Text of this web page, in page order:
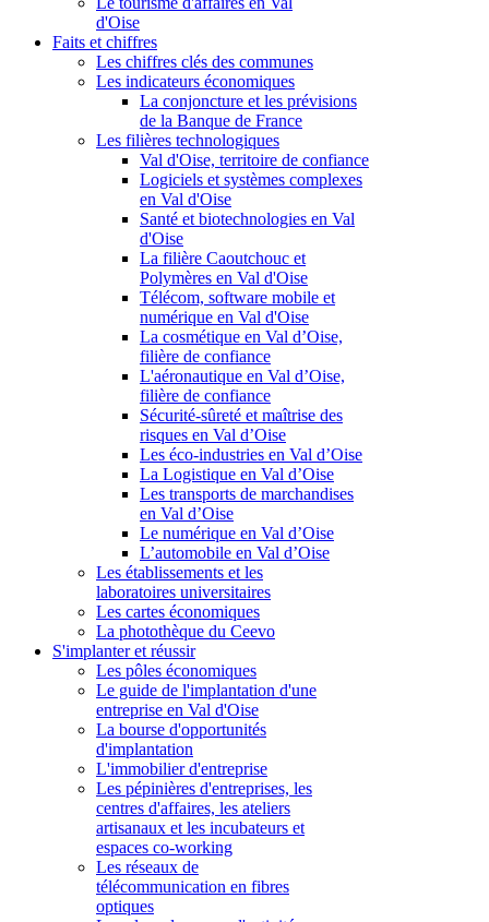
d'Oise
Faits et chiffres
Les chiffres clés des communes
Les indicateurs économiques
La conjoncture et les prévisions
de la Banque de France
Les filières technologiques
Val d'Oise, territoire de confiance
Logiciels et systèmes complexes
en Val d'Oise
Santé et biotechnologies en Val
d'Oise
La filière Caoutchouc et
Polymères en Val d'Oise
Télécom, software mobile et
numérique en Val d'Oise
La cosmétique en Val d’Oise,
filière de confiance
L'aéronautique en Val d’Oise,
filière de confiance
Sécurité-sûreté et maîtrise des
risques en Val d’Oise
Les éco-industries en Val d’Oise
La Logistique en Val d’Oise
Les transports de marchandises
en Val d’Oise
Le numérique en Val d’Oise
L’automobile en Val d’Oise
Les établissements et les
laboratoires universitaires
Les cartes économiques
La photothèque du Ceevo
S'implanter et réussir
Les pôles économiques
Le guide de l'implantation d'une
entreprise en Val d'Oise
La bourse d'opportunités
d'implantation
L'immobilier d'entreprise
Les pépinières d'entreprises, les
centres d'affaires, les ateliers
artisanaux et les incubateurs et
espaces co-working
Les réseaux de
télécommunication en fibres
optiques